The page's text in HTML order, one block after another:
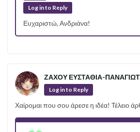
Log in to Reply
Ευχαριστώ, Ανδριάνα!
ΖΑΧΟΥ ΕΥΣΤΑΘΙΑ-
Log in to Reply
Χαίρομαι που σου άρεσε η ιδέα! Τέλειο